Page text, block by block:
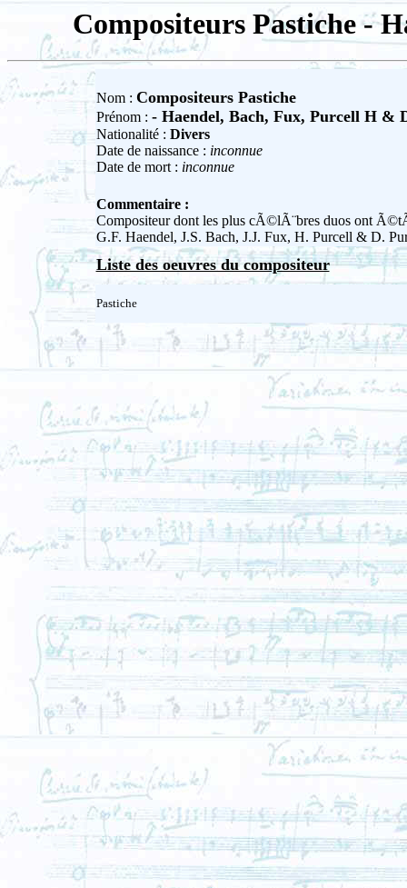
Compositeurs Pastiche -
Nom : Compositeurs Pastiche
Prénom : - Haendel, Bach, Fux, Purcell H &
Nationalité : Divers
Date de naissance : inconnue
Date de mort : inconnue
Commentaire :
Compositeur dont les plus cÃ©lÃ¨bres duos ont
G.F. Haendel, J.S. Bach, J.J. Fux, H. Purcell & D.
Liste des oeuvres du compositeur
Pastiche